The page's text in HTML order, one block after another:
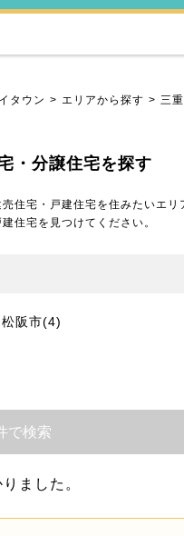
タウン エリアから探す 三
・分譲住宅を探す
住宅・戸建住宅を住みたいエ
住宅を見つけてください。
松阪市(4)
で検索
ました。